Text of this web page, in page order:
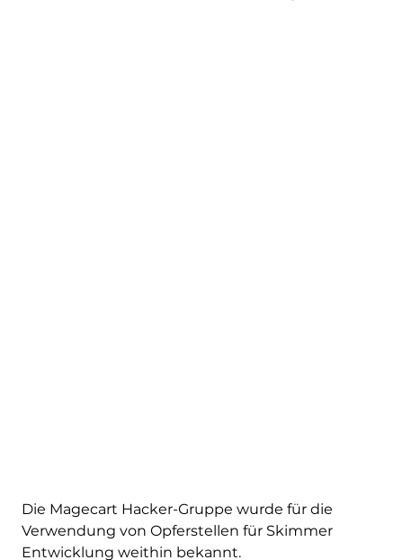
Die Magecart Hacker-Gruppe wurde für die
Verwendung von Opferstellen für Skimmer
Entwicklung weithin bekannt.